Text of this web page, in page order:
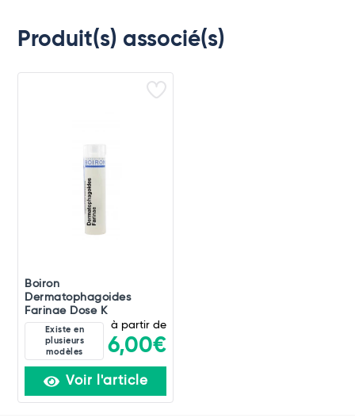
Produit(s) associé(s)
Boiron
Dermatophagoides
Farinae Dose K
Existe en
plusieurs
modèles
à partir de
6,00€
Voir l'article